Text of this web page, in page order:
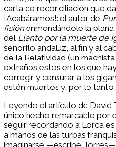
carta de reconciliación que
¡Acabáramos!: el autor de
fisiónenmendándole la plana
del Llanto por la muerte de
señorito andaluz, al fin y al
de la Relatividad (un
extraños estos en los que
corregir y censurar a los
estén muertos y, por lo
Leyendo el artículo de David
único hecho remarcable por
seguir recordando a Lorca
a manos de las turbas
imaginarse —escribe